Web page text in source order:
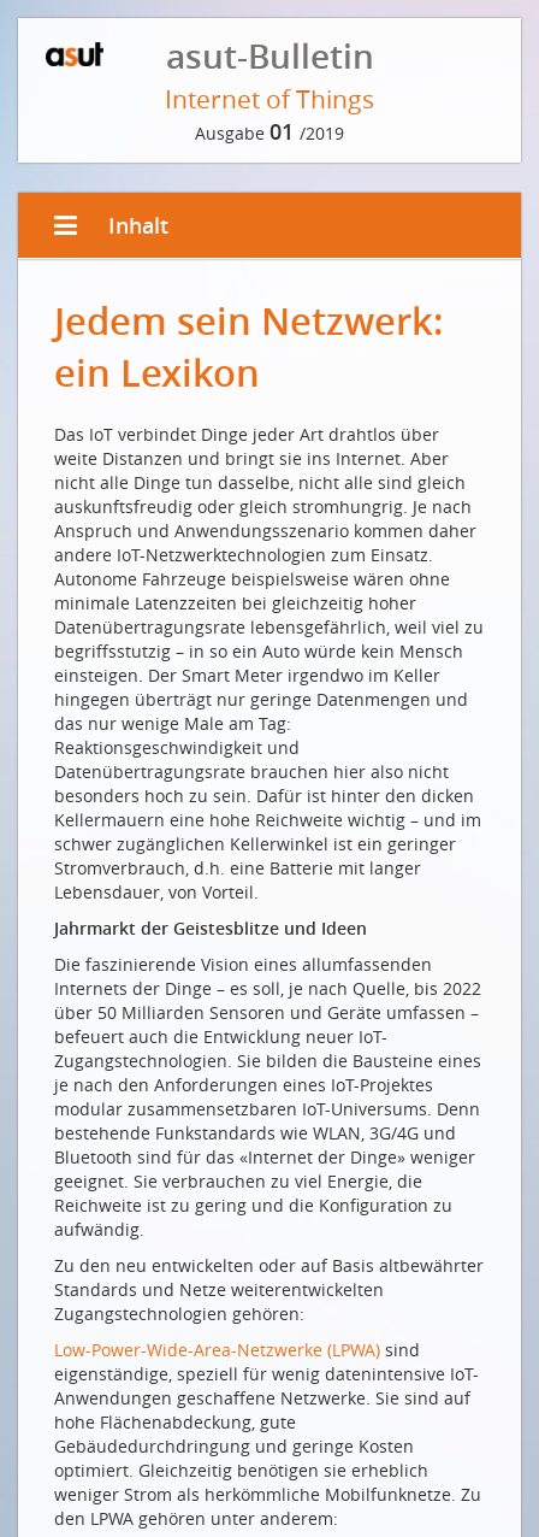
asut-Bulletin
Internet of Things
Ausgabe 01 /2019
Inhalt
IoT: Wie die Schweiz die Chancen des digitalen
Wandels nutzen kann
IoT: Comment la Suisse peut saisir les opportunités
VORWORT DER REDAKTION
Eine Frage der Infrastruktur
INTERVIEW MIT JULIAN DÖMER, HEAD IOT, SWISSCOM
Je komplexer, desto spannender
Une complexité enthousiasmante
NETZWERKE
Jedem sein Netzwerk: ein Lexikon
SENSOREN UND ANALYTIK
Sensoren für eine vernetzte Welt
Fog und Edge versus Cloud
ANWENDUNGSBEISPIELE
Alle Dinge wollen ins Internet
Die Ampeln stehen auf Grün
WO IOT IN DER SCHWEIZ ABHEBT
Das Internet der Schweizer Dinge
Eine gewisse Ernüchterung nach den Pionierjahren
SICHERHEIT
Schöne neue IOT-Welt – vernetzt und angreifbar
ICT-NETWORKINGPARTY
In feinen Halbtönen
NEUE MITGLIEDER
swissconnect AG
Drucken
Impressum
Jedem sein Netzwerk:
ein Lexikon
Das IoT verbindet Dinge jeder Art drahtlos über
weite Distanzen und bringt sie ins Internet. Aber
nicht alle Dinge tun dasselbe, nicht alle sind gleich
auskunftsfreudig oder gleich stromhungrig. Je nach
Anspruch und Anwendungsszenario kommen daher
andere IoT-Netzwerktechnologien zum Einsatz.
Autonome Fahrzeuge beispielsweise wären ohne
minimale Latenzzeiten bei gleichzeitig hoher
Datenübertragungsrate lebensgefährlich, weil viel zu
begriffsstutzig – in so ein Auto würde kein Mensch
einsteigen. Der Smart Meter irgendwo im Keller
hingegen überträgt nur geringe Datenmengen und
das nur wenige Male am Tag:
Reaktionsgeschwindigkeit und
Datenübertragungsrate brauchen hier also nicht
besonders hoch zu sein. Dafür ist hinter den dicken
Kellermauern eine hohe Reichweite wichtig – und im
schwer zugänglichen Kellerwinkel ist ein geringer
Stromverbrauch, d.h. eine Batterie mit langer
Lebensdauer, von Vorteil.
Jahrmarkt der Geistesblitze und Ideen
Die faszinierende Vision eines allumfassenden
Internets der Dinge – es soll, je nach Quelle, bis 2022
über 50 Milliarden Sensoren und Geräte umfassen –
befeuert auch die Entwicklung neuer IoT-
Zugangstechnologien. Sie bilden die Bausteine eines
je nach den Anforderungen eines IoT-Projektes
modular zusammensetzbaren IoT-Universums. Denn
bestehende Funkstandards wie WLAN, 3G/4G und
Bluetooth sind für das «Internet der Dinge» weniger
geeignet. Sie verbrauchen zu viel Energie, die
Reichweite ist zu gering und die Konfiguration zu
aufwändig.
Zu den neu entwickelten oder auf Basis altbewährter
Standards und Netze weiterentwickelten
Zugangstechnologien gehören:
Low-Power-Wide-Area-Netzwerke (LPWA) sind
eigenständige, speziell für wenig datenintensive IoT-
Anwendungen geschaffene Netzwerke. Sie sind auf
hohe Flächenabdeckung, gute
Gebäudedurchdringung und geringe Kosten
optimiert. Gleichzeitig benötigen sie erheblich
weniger Strom als herkömmliche Mobilfunknetze. Zu
den LPWA gehören unter anderem: